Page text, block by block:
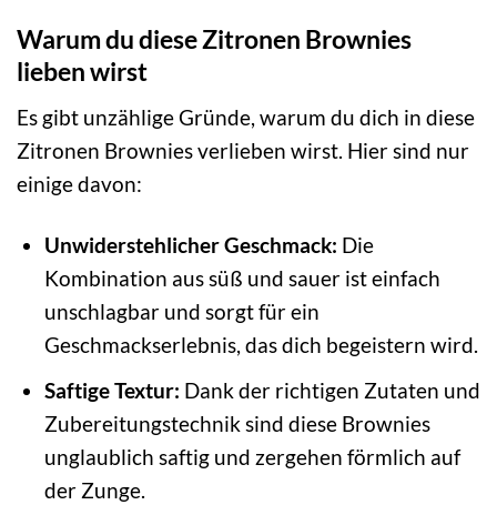
Warum du diese Zitronen Brownies
lieben wirst
Es gibt unzählige Gründe, warum du dich in diese
Zitronen Brownies verlieben wirst. Hier sind nur
einige davon:
Unwiderstehlicher Geschmack: Die
Kombination aus süß und sauer ist einfach
unschlagbar und sorgt für ein
Geschmackserlebnis, das dich begeistern wird.
Saftige Textur: Dank der richtigen Zutaten und
Zubereitungstechnik sind diese Brownies
unglaublich saftig und zergehen förmlich auf
der Zunge.